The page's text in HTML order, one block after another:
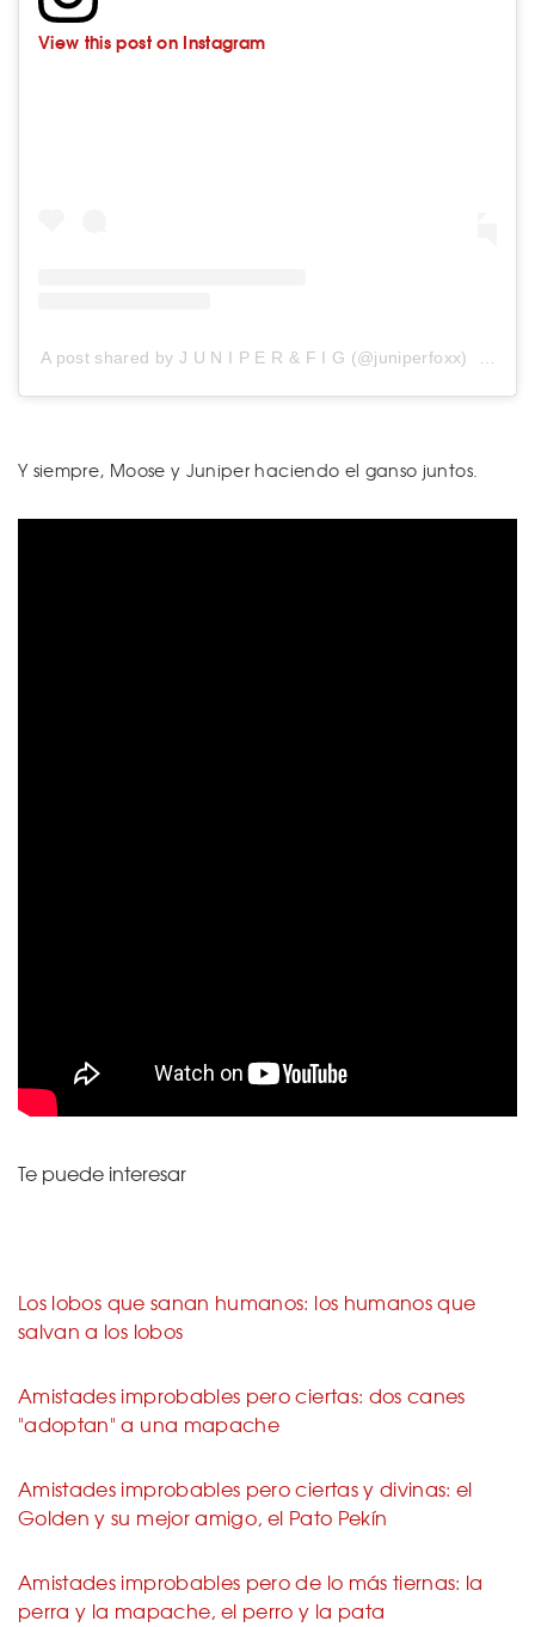
View this post on Instagram
A post shared by J U N I P E R & F I G (@juniperfoxx)
Y siempre, Moose y Juniper haciendo el ganso juntos.
Te puede interesar
Los lobos que sanan humanos: los humanos que
salvan a los lobos
Amistades improbables pero ciertas: dos canes
"adoptan" a una mapache
Amistades improbables pero ciertas y divinas: el
Golden y su mejor amigo, el Pato Pekín
Amistades improbables pero de lo más tiernas: la
perra y la mapache, el perro y la pata